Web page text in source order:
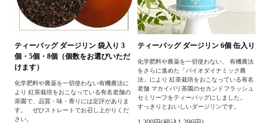
ティーバッグ ダージリン 袋入り 3
個・5個・8個（個数をお選びいただ
けます）
化学肥料や農薬を一切使わない有機農法に
より 紅茶栽培をおこなっている有名老舗の
茶園で、品質・味・香りには定評がありま
す。 ぜひストレートでお召し上がりくだ
さい。
ティーバッグ ダージリン 6個 缶入り
化学肥料や農薬を一切使わない、 有機農法
をさらに進めた「バイオダイナミック農
法」により 紅茶栽培をおこなっている有名
老舗 マカイバリ茶園のセカンドフラッシュ
セミリーフをティーバッグにしました。
すっきりとおいしいダージリンです。